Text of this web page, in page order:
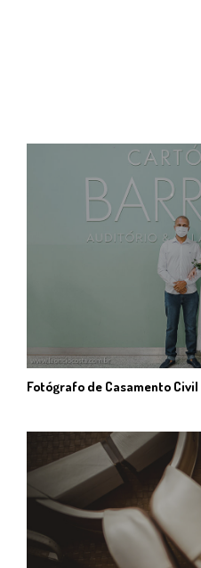
Fotógrafo de Casamento